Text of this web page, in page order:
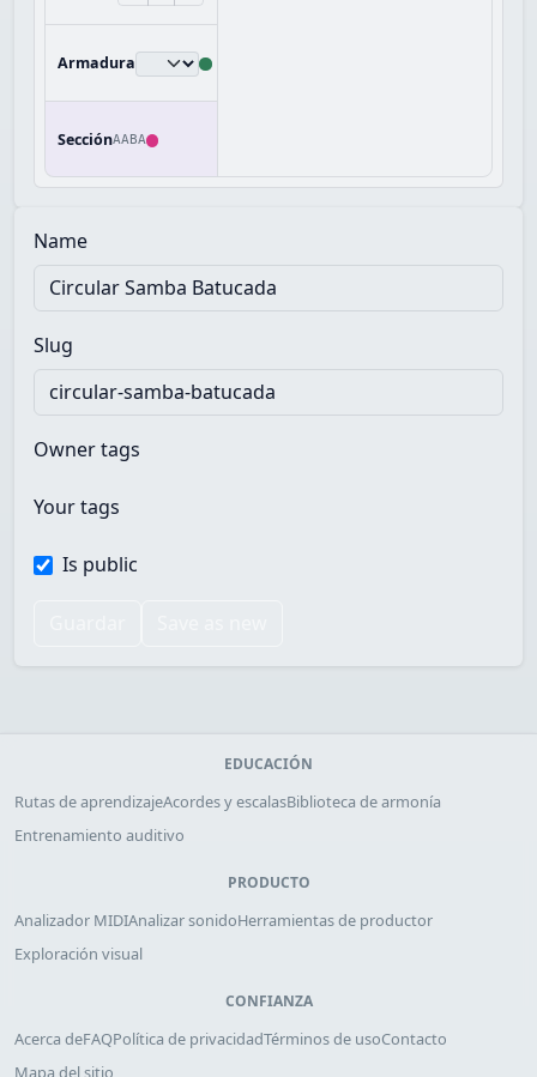
Armadura
SecciónAABA
Name
Slug
Owner tags
Your tags
Is public
EDUCACIÓN
Rutas de aprendizajeAcordes y escalasBiblioteca de armonía
Entrenamiento auditivo
PRODUCTO
Analizador MIDIAnalizar sonidoHerramientas de productor
Exploración visual
CONFIANZA
Acerca deFAQPolítica de privacidadTérminos de usoContacto
Mapa del sitio